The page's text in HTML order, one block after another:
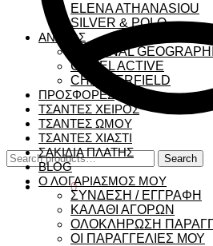
Search
for:
Search
€0,00 0
ELENA ATHANASIOU
SILVER & POLO
ΑΝΔΡΑΣ
NATIONAL
CAMEL ACTIVE
CHESTERFIELD
ΠΡΟΣΦΟΡΕΣ
ΤΣΑΝΤΕΣ ΧΕΙΡΟΣ
ΤΣΑΝΤΕΣ ΩΜΟΥ
ΤΣΑΝΤΕΣ ΧΙΑΣΤΙ
ΣΑΚΙΔΙΑ ΠΛΑΤΗΣ
BLOG
Ο ΛΟΓΑΡΙΑΣΜΟΣ ΜΟΥ
ΣΥΝΔΕΣΗ / ΕΓΓΡΑΦΗ
ΚΑΛΑΘΙ ΑΓΟΡΩΝ
ΟΛΟΚΛΗΡΩΣΗ
ΟΙ ΠΑΡΑΓΓΕΛΙΕΣ ΜΟΥ